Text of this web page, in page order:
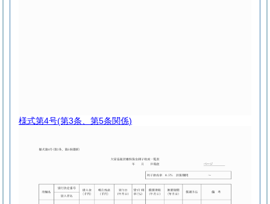
様式第4号(第3条、第5条関係)